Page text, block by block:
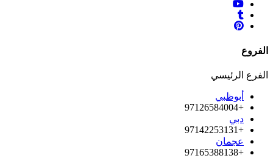
الفروع
الفرع الرئيسي
أبوظبي
+97126584004
دبي
+97142253131
عجمان
+97165388138